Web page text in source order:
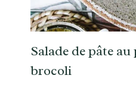
Salade de pâte
brocoli